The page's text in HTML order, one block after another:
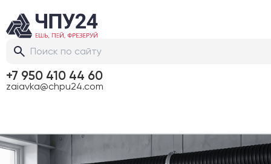
+7 950 410 44 60
zaiavka@chpu24.com